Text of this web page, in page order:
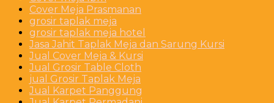
Cover Meja Prasmanan
grosir taplak meja
grosir taplak meja hotel
Jasa Jahit Taplak Meja dan Sarung Kursi
Jual Cover Meja & Kursi
Jual Grosir Table Cloth
jual Grosir Taplak Meja
Jual Karpet Panggung